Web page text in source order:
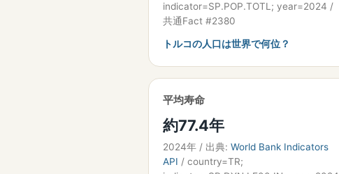
indicator=SP.POP.TOTL; year=2024 /
共通Fact #2380
トルコの人口は世界で何位？
平均寿命
約77.4年
2024年 / 出典: World Bank Indicators
API / country=TR;